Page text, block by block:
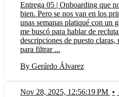
Entrega 05 | Onboarding que
bien. Pero se nos van en los
unas semanas platiqué con un
me buscó para hablar de
descripciones de puesto claras,
para filtrar ...
By Gerárdo Álvarez
Nov 28, 2025, 12:56:19 PM •